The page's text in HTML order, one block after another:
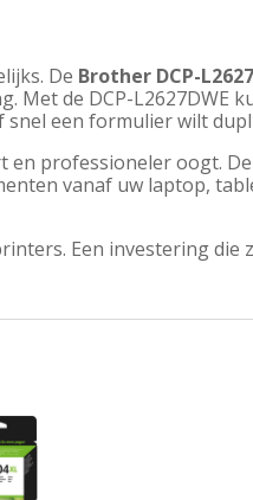
De Brother DCP-
Met de DCP-L2627DWE
een formulier wilt
en professioneler oogt. De
vanaf uw laptop,
Een investering die